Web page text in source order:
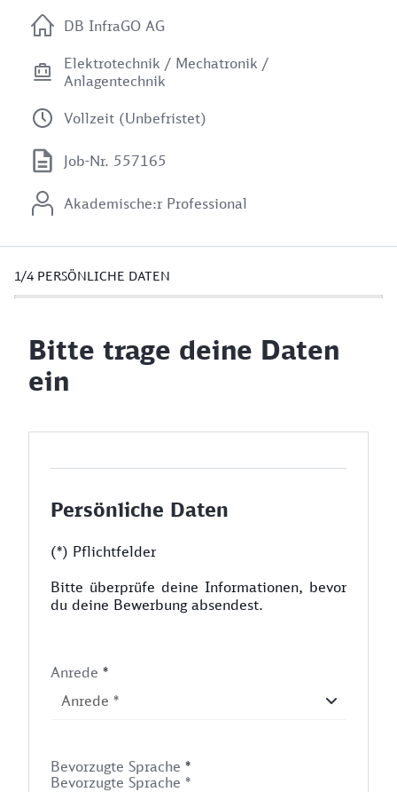
DB InfraGO AG
Elektrotechnik / Mechatronik /
Anlagentechnik
Vollzeit (Unbefristet)
Job-Nr. 557165
Akademische:r Professional
1/4 PERSÖNLICHE DATEN
Bitte trage deine Daten
ein
Persönliche Daten
(*) Pflichtfelder
Bitte überprüfe deine Informationen, bevor
du deine Bewerbung absendest.
Anrede *
Bevorzugte Sprache *
Bevorzugte Sprache *